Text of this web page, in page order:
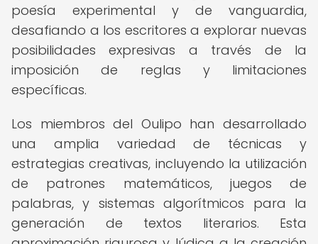
poesía experimental y de vanguardia,
desafiando a los escritores a explorar nuevas
posibilidades expresivas a través de la
imposición de reglas y limitaciones
específicas.
Los miembros del Oulipo han desarrollado
una amplia variedad de técnicas y
estrategias creativas, incluyendo la utilización
de patrones matemáticos, juegos de
palabras, y sistemas algorítmicos para la
generación de textos literarios. Esta